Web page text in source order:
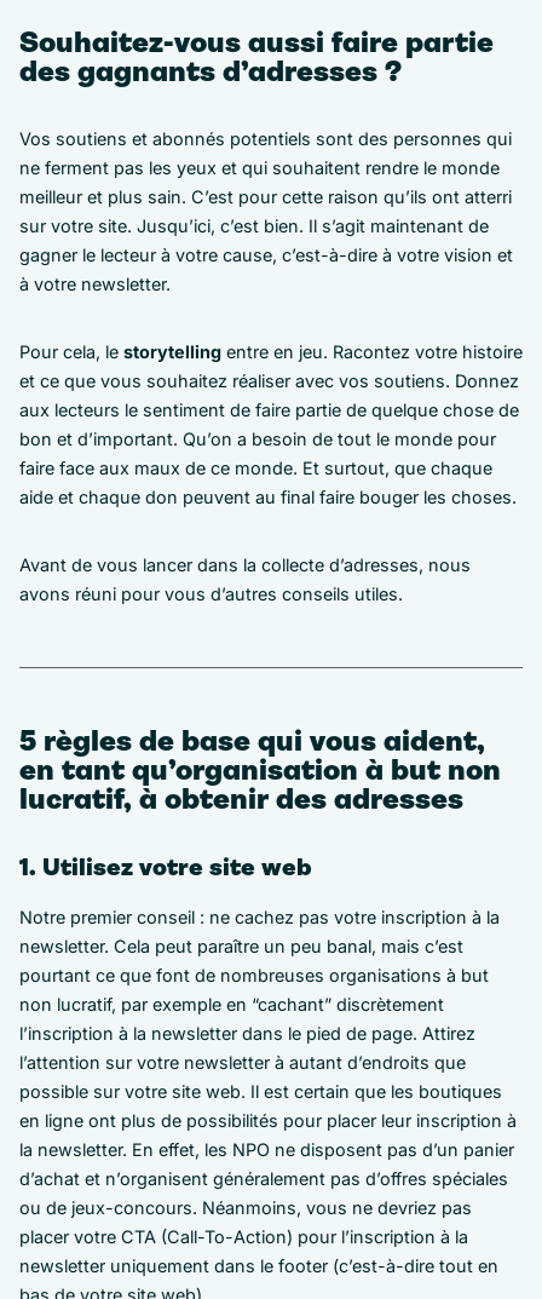
Souhaitez-vous aussi faire partie
des gagnants d’adresses ?
Vos soutiens et abonnés potentiels sont des personnes qui
ne ferment pas les yeux et qui souhaitent rendre le monde
meilleur et plus sain. C’est pour cette raison qu’ils ont atterri
sur votre site. Jusqu’ici, c’est bien. Il s’agit maintenant de
gagner le lecteur à votre cause, c’est-à-dire à votre vision et
à votre newsletter.
Pour cela, le storytelling entre en jeu. Racontez votre histoire
et ce que vous souhaitez réaliser avec vos soutiens. Donnez
aux lecteurs le sentiment de faire partie de quelque chose de
bon et d’important. Qu’on a besoin de tout le monde pour
faire face aux maux de ce monde. Et surtout, que chaque
aide et chaque don peuvent au final faire bouger les choses.
Avant de vous lancer dans la collecte d’adresses, nous
avons réuni pour vous d’autres conseils utiles.
5 règles de base qui vous aident,
en tant qu’organisation à but non
lucratif, à obtenir des adresses
1. Utilisez votre site web
Notre premier conseil : ne cachez pas votre inscription à la
newsletter. Cela peut paraître un peu banal, mais c’est
pourtant ce que font de nombreuses organisations à but
non lucratif, par exemple en “cachant” discrètement
l’inscription à la newsletter dans le pied de page. Attirez
l’attention sur votre newsletter à autant d’endroits que
possible sur votre site web. Il est certain que les boutiques
en ligne ont plus de possibilités pour placer leur inscription à
la newsletter. En effet, les NPO ne disposent pas d’un panier
d’achat et n’organisent généralement pas d’offres spéciales
ou de jeux-concours. Néanmoins, vous ne devriez pas
placer votre CTA (Call-To-Action) pour l’inscription à la
newsletter uniquement dans le footer (c’est-à-dire tout en
bas de votre site web).